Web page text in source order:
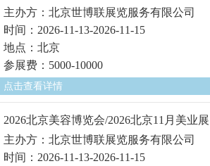
主办方：北京世博联展览服务有限公司
时间：2026-11-13-2026-11-15
地点：北京
参展费：5000-10000
点击查看详情
2026北京美容博览会/2026北京11月美业展
主办方：北京世博联展览服务有限公司
时间：2026-11-13-2026-11-15